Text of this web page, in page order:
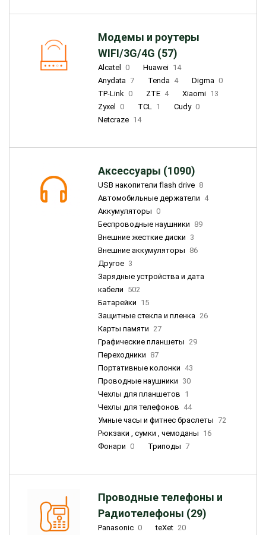
Модемы и роутеры
WIFI/3G/4G (57)
Alcatel 0 Huawei 14
Anydata 7 Tenda 4 Digma 0
TP-Link 0 ZTE 4 Xiaomi 13
Zyxel
0 TCL 1 Cudy 0
Netcraze 14
Аксессуары (1090)
USB накопители flash drive 8
Автомобильные держатели 4
Аккумуляторы 0
Беспроводные наушники 89
Внешние жесткие диски 3
Внешние аккумуляторы 86
Другое 3
Зарядные устройства и дата
кабели 502
Батарейки 15
Защитные стекла и пленка 26
Карты памяти 27
Графические планшеты 29
Переходники 87
Портативные колонки 43
Проводные наушники 30
Чехлы для планшетов 1
Чехлы для телефонов 44
Умные часы и фитнес браслеты 72
Рюкзаки , сумки , чемоданы 16
Фонари 0 Триподы 7
Проводные телефоны и
Радиотелефоны (29)
Panasonic 0 teXet 20